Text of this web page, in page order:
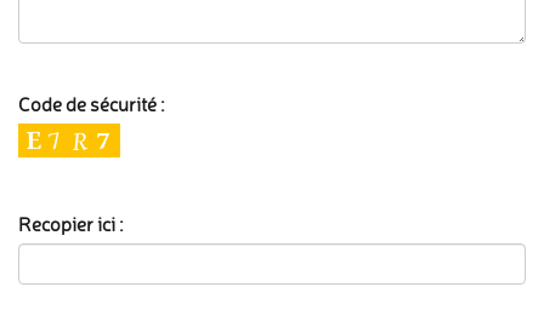
Code de sécurité :
Recopier ici :